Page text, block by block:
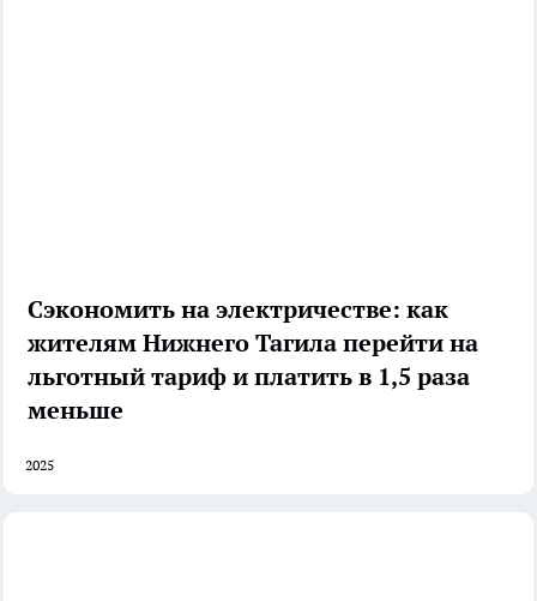
Сэкономить на электричестве: как
жителям Нижнего Тагила перейти на
льготный тариф и платить в 1,5 раза
меньше
2025